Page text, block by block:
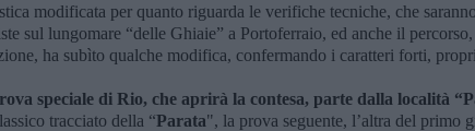
modificata per quanto riguarda le verifiche tecniche, che
sul lungomare “delle Ghiaie” a Portoferraio, ed anche il
ha subìto qualche modifica, confermando i caratteri forti,
speciale di Rio, che aprirà la contesa, parte dalla località
tracciato della “Parata", la prova seguente, l’altra del primo